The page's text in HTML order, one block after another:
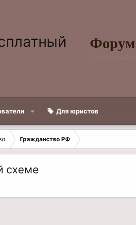
Форум
Для юристов
Гражданство РФ
схеме